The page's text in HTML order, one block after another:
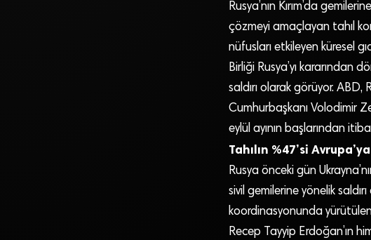
Rusya’nın Kırım’da
çözmeyi amaçlayan tahıl
nüfusları etkileyen küresel
Birliği Rusya’yı kararından
saldırı olarak görüyor. ABD,
Cumhurbaşkanı Volodimir
eylül ayının başlarından
Tahılın %47’si
Rusya önceki gün
sivil gemilerine yönelik
koordinasyonunda
Recep Tayyip Erdoğan’ın